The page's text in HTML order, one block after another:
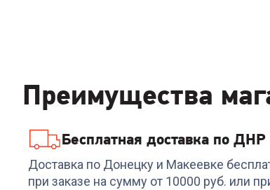
Преимущества
Бесплатная доставка по ДНР
Доставка по Донецку и Макеевке
при заказе на сумму от 10000 руб. или